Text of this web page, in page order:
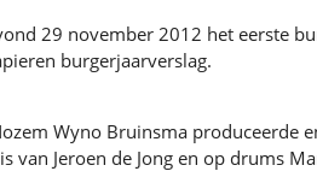
29 november 2012 het eerste
burgerjaarverslag.
Wyno Bruinsma produceerde
van Jeroen de Jong en op drums